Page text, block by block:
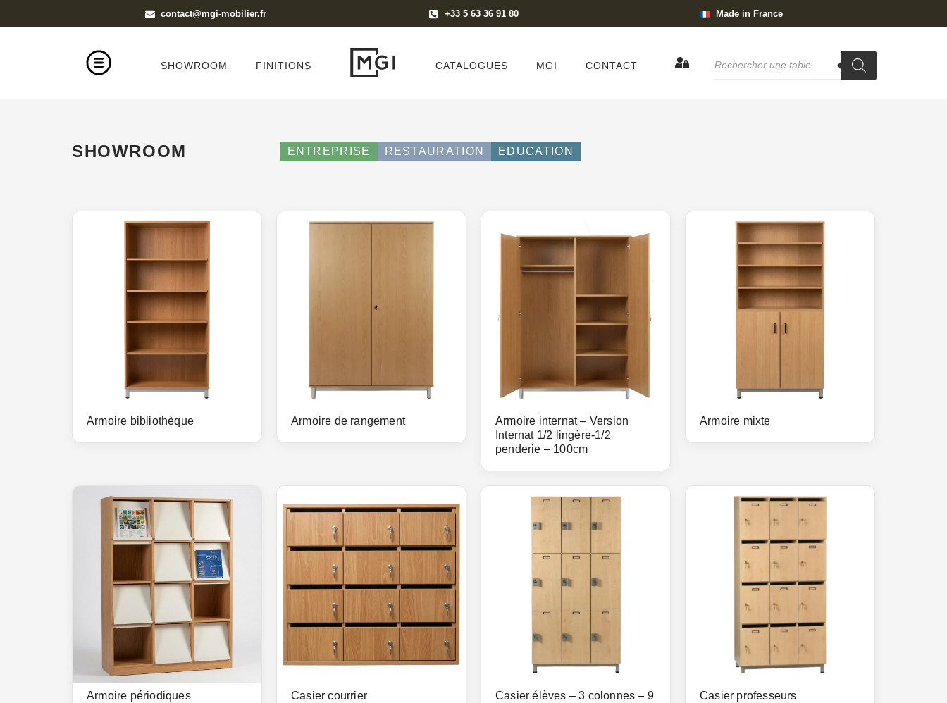
contact@mgi-mobilier.fr +33 5 63 36 91 80 Made in France
SHOWROOM FINITIONS CATALOGUES MGI CONTACT
SHOWROOM ENTREPRISE RESTAURATION EDUCATION
Armoire bibliothèque Armoire de rangement
Armoire internat – Version
Internat 1/2 lingère-1/2
penderie – 100cm
Armoire mixte
Armoire périodiques Casier courrier
Casier élèves – 3 colonnes – 9
Casier professeurs